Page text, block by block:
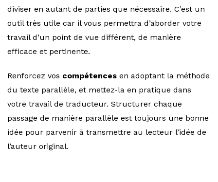
diviser en autant de parties que nécessaire. C’est un
outil très utile car il vous permettra d’aborder votre
travail d’un point de vue différent, de manière
efficace et pertinente.
Renforcez vos compétences en adoptant la méthode
du texte parallèle, et mettez-la en pratique dans
votre travail de traducteur. Structurer chaque
passage de manière parallèle est toujours une bonne
idée pour parvenir à transmettre au lecteur l’idée de
l’auteur original.